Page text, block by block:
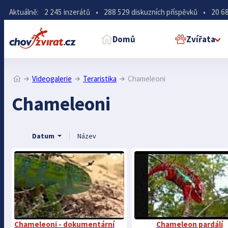
Aktuálně: 2 245 inzerátů • 288 529 diskuzních příspěvků • 20
Domů Zvířata
Videogalerie Teraristika Chameleoni
Chameleoni
Datum Název
Chameleoni - dokumentární Chameleon pardálí